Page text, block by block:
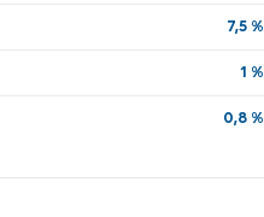
7,5 %
1 %
0,8 %